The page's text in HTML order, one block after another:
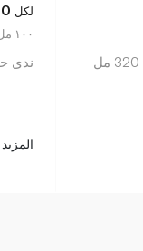
لكل
2.50 ١٠٠ مل
ندى
المزيد